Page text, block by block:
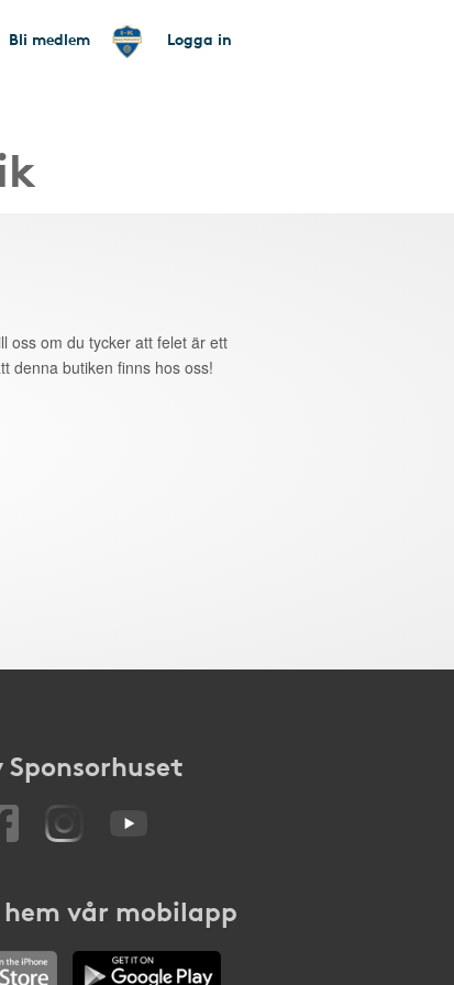
Bli medlem Logga in
oss om du tycker att felet är ett
denna butiken finns hos oss!
Sponsorhuset
vår mobilapp